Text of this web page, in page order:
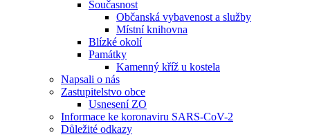
Současnost
Občanská vybavenost a služby
Místní knihovna
Blízké okolí
Památky
Kamenný kříž u kostela
Napsali o nás
Zastupitelstvo obce
Usnesení ZO
Informace ke koronaviru SARS-CoV-2
Důležité odkazy